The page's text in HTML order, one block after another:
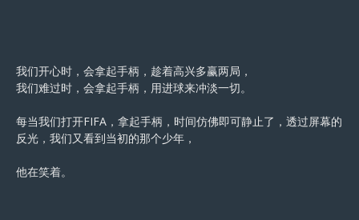
我们开心时，会拿起手柄，趁着高兴多赢两局，
我们难过时，会拿起手柄，用进球来冲淡一切。
每当我们打开FIFA，拿起手柄，时间仿佛即可静止了，透过屏幕的
反光，我们又看到当初的那个少年，
他在笑着。